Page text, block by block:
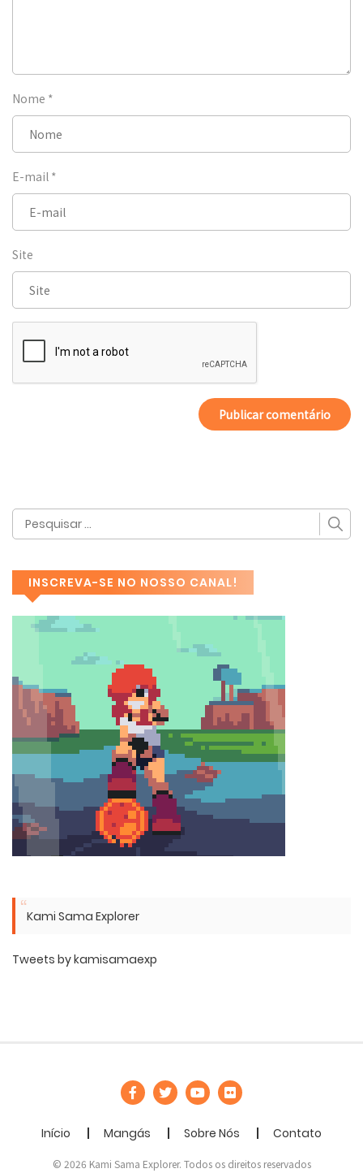
Nome *
E-mail *
Site
INSCREVA-SE NO NOSSO CANAL!
Kami Sama Explorer
Tweets by kamisamaexp
Início Mangás Sobre Nós Contato
© 2026 Kami Sama Explorer. Todos os direitos reservados